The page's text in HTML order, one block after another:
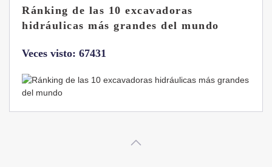
Las ventajas de la excavadora Yanmar
B7 Sigma-6
Veces visto: 32217